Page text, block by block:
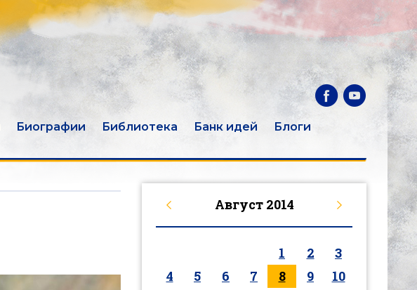
Биографии Библиотека Банк идей
Блоги
Август 2014
1 2
3
4
5 6 7 8 9
10